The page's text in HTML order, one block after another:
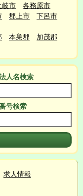
岐市
各務原市
郡上市
下呂市
本巣郡
加茂郡
人名検索
号検索
求人情報